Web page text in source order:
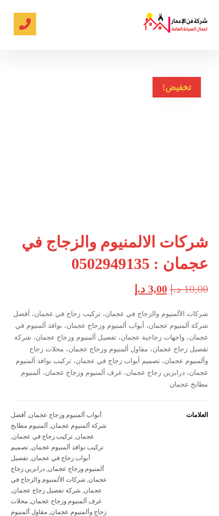
تخفيض!
شركات الالمنيوم والزجاج في
عجمان : 0502949135
10,00 د.إ 3,00 د.إ
شركات الألمنيوم والزجاج في عجمان، تركيب زجاج في عجمان، أفضل
شركة ألمنيوم عجمان، أبواب ألمنيوم وزجاج عجمان، نوافذ ألمنيوم في
عجمان، واجهات زجاجية عجمان، تفصيل ألمنيوم وزجاج عجمان، شركة
تفصيل زجاج عجمان، مقاول ألمنيوم وزجاج عجمان، محلات زجاج
وألمنيوم عجمان، تصميم أبواب زجاج في عجمان، تركيب نوافذ ألمنيوم
عجمان، درابزين زجاج عجمان، غرف ألمنيوم وزجاج عجمان، ألمنيوم
مطابخ عجمان
العلامات أبواب ألمنيوم وزجاج عجمان, أفضل
شركة ألمنيوم عجمان,
ألمنيوم مطابخ
عجمان, تركيب زجاج في عجمان,
تركيب نوافذ ألمنيوم عجمان, تصميم
أبواب زجاج في عجمان, تفصيل
ألمنيوم وزجاج عجمان, درابزين زجاج
عجمان, شركات الألمنيوم والزجاج في
عجمان, شركة تفصيل زجاج عجمان,
غرف ألمنيوم وزجاج عجمان, محلات
زجاج وألمنيوم عجمان, مقاول ألمنيوم